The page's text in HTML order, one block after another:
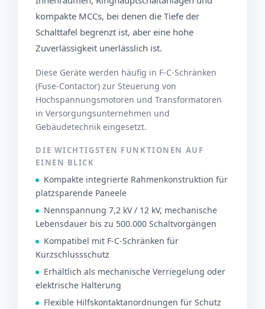
kompakte MCCs, bei denen die Tiefe der
Schalttafel begrenzt ist, aber eine hohe
Zuverlässigkeit unerlässlich ist.
Diese Geräte werden häufig in F-C-Schränken
(Fuse-Contactor) zur Steuerung von
Hochspannungsmotoren und Transformatoren
in Versorgungsunternehmen und
Gebäudetechnik eingesetzt.
DIE WICHTIGSTEN FUNKTIONEN AUF
EINEN BLICK
Kompakte integrierte Rahmenkonstruktion für
platzsparende Paneele
Nennspannung 7,2 kV / 12 kV, mechanische
Lebensdauer bis zu 500.000 Schaltvorgängen
Kompatibel mit F-C-Schränken für
Kurzschlussschutz
Erhältlich als mechanische Verriegelung oder
elektrische Halterung
Flexible Hilfskontaktanordnungen für Schutz